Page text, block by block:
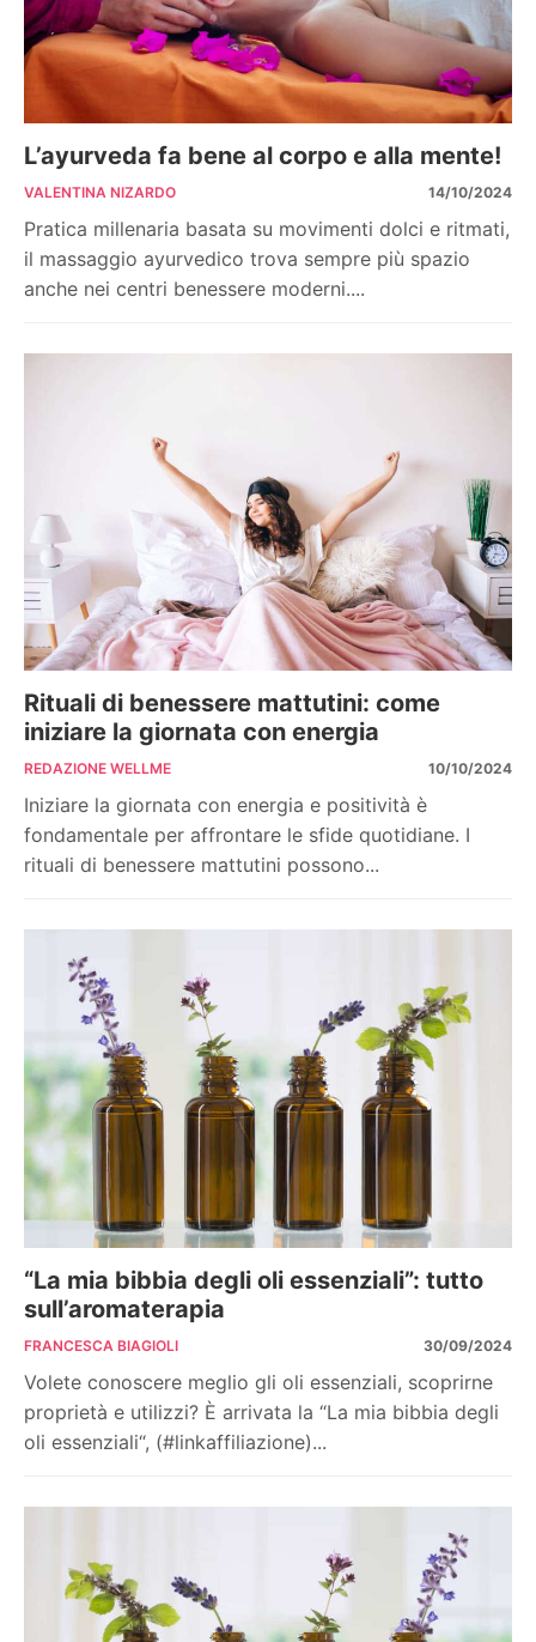
L’ayurveda fa bene al corpo e alla mente!
VALENTINA NIZARDO 14/10/2024
Pratica millenaria basata su movimenti dolci e ritmati,
il massaggio ayurvedico trova sempre più spazio
anche nei centri benessere moderni....
Rituali di benessere mattutini: come
iniziare la giornata con energia
REDAZIONE WELLME 10/10/2024
Iniziare la giornata con energia e positività è
fondamentale per affrontare le sfide quotidiane. I
rituali di benessere mattutini possono...
“La mia bibbia degli oli essenziali”: tutto
sull’aromaterapia
FRANCESCA BIAGIOLI 30/09/2024
Volete conoscere meglio gli oli essenziali, scoprirne
proprietà e utilizzi? È arrivata la “La mia bibbia degli
oli essenziali“, (#linkaffiliazione)...